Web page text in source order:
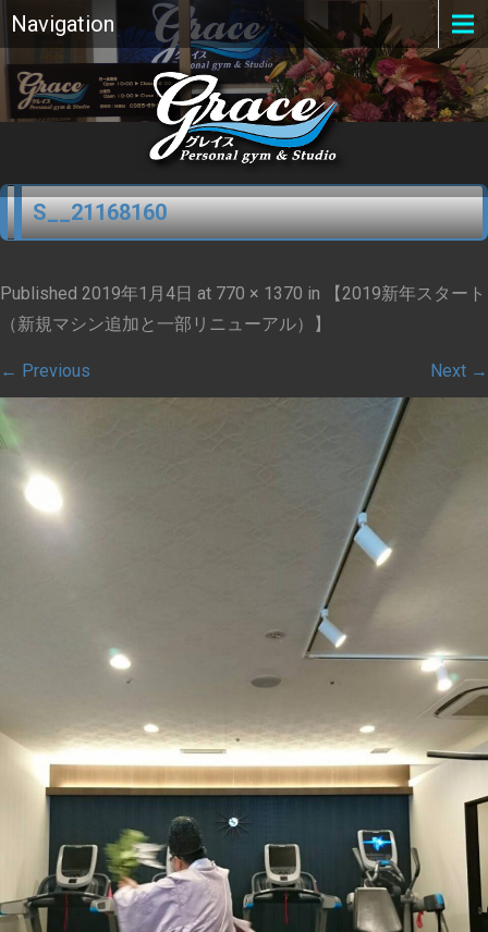
Navigation
S__21168160
Published 2019年1月4日 at 770 × 1370 in
【2019新年スタート
（新規マシン追加と一部リニューアル）】
← Previous Next →